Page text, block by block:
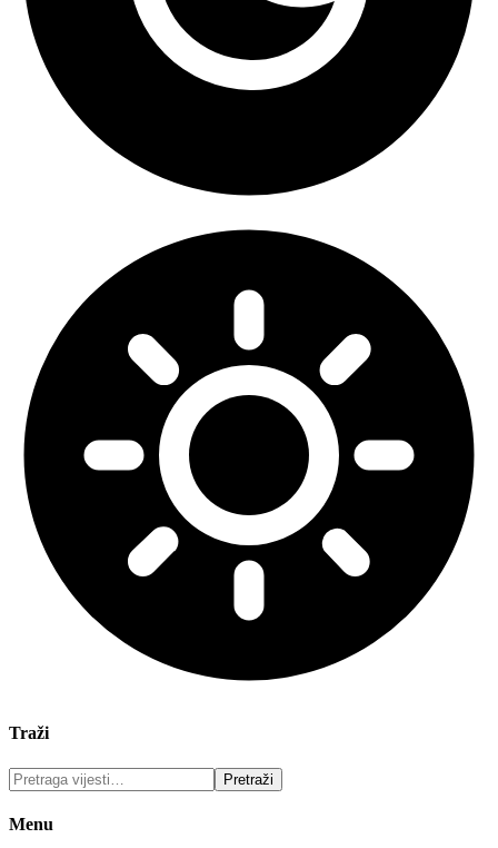
Traži
Menu